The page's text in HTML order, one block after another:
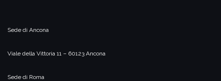
Sede di Ancona
Viale della Vittoria 11 – 60123 Ancona
Sede di Roma